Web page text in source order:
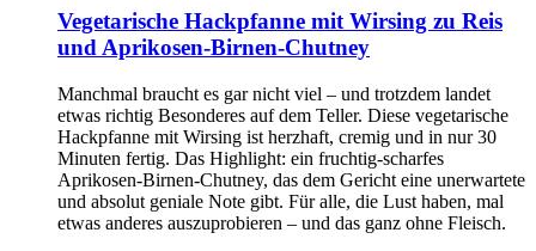
Vegetarische Hackpfanne mit Wirsing zu Reis
und Aprikosen-Birnen-Chutney
Manchmal braucht es gar nicht viel – und trotzdem landet
etwas richtig Besonderes auf dem Teller. Diese vegetarische
Hackpfanne mit Wirsing ist herzhaft, cremig und in nur 30
Minuten fertig. Das Highlight: ein fruchtig-scharfes
Aprikosen-Birnen-Chutney, das dem Gericht eine unerwartete
und absolut geniale Note gibt. Für alle, die Lust haben, mal
etwas anderes auszuprobieren – und das ganz ohne Fleisch.